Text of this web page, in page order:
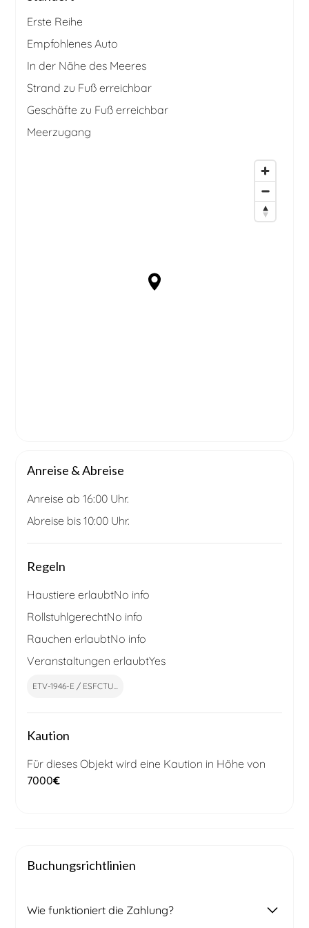
Erste Reihe
Empfohlenes Auto
In der Nähe des Meeres
Strand zu Fuß erreichbar
Geschäfte zu Fuß erreichbar
Meerzugang
Anreise & Abreise
Anreise ab 16:00 Uhr.
Abreise bis 10:00 Uhr.
Regeln
Haustiere erlaubtNo info
RollstuhlgerechtNo info
Rauchen erlaubtNo info
Veranstaltungen erlaubtYes
ETV-1946-E / ESFCTU...
Kaution
Für dieses Objekt wird eine Kaution in Höhe von
7000€
Buchungsrichtlinien
Wie funktioniert die Zahlung?